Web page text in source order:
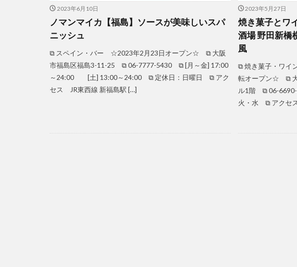
2023年6月10日
ノマンマイカ【福島】ソースが美味しいスパ
ニッシュ
⧉ スペイン・バー ☆2023年2月23日オープン☆ ⧉ 大阪
市福島区福島3-11-25 ⧉ 06-7777-5430 ⧉ [月～金] 17:00
～24:00 [土] 13:00～24:00 ⧉ 定休日：日曜日 ⧉ アク
セス JR東西線 新福島駅 […]
2023年5月27日
焼き菓子とワ
酒場 野田新橋
風
⧉ 焼き菓子・ワイ
転オープン☆ ⧉ 大
ル1階 ⧉ 06-
火・水 ⧉ アクセ